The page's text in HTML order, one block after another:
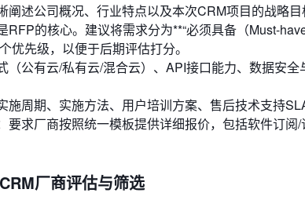
阐述公司概况、行业特点以及本次CRM项目的战略目
RFP的核心。建议将需求分为**“必须具备（Must-
优先级，以便于后期评估打分。
（公有云/私有云/混合云）、API接口能力、数据安
施周期、实施方法、用户培训方案、售后技术支持
要求厂商按照统一模板提供详细报价，包括软件订
厂商评估与筛选